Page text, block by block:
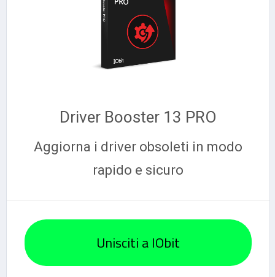
Driver Booster 13 PRO
Aggiorna i driver obsoleti in modo
rapido e sicuro
Unisciti a IObit